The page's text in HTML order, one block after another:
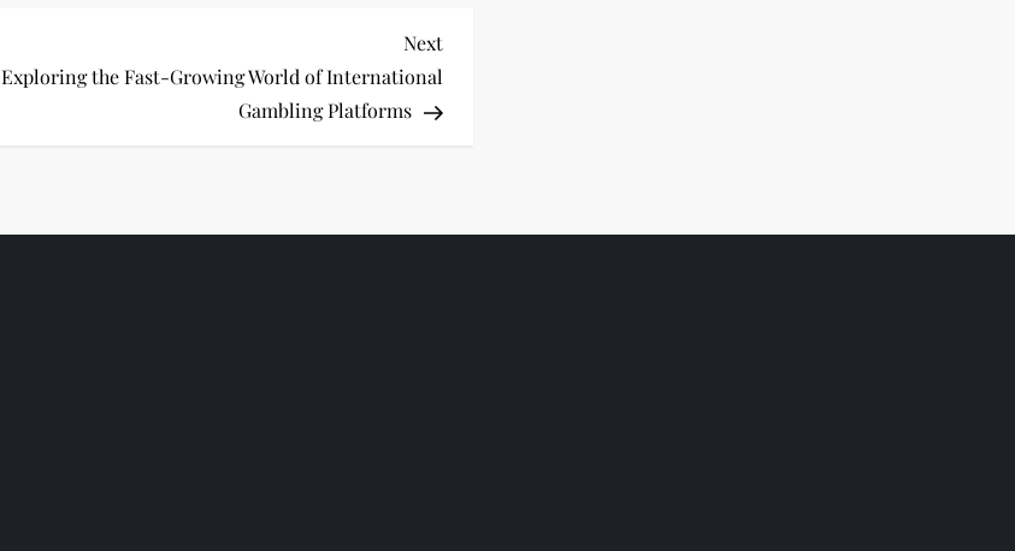
Next
Next
Exploring the Fast-Growing World of International
Gambling Platforms